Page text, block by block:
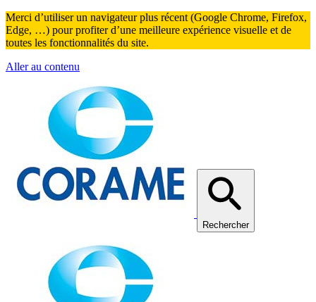
Merci d’utiliser un navigateur plus récent (Google Chrome, Firefox,
Edge, …) pour profiter d’une meilleure expérience visuelle et de
toutes les fonctionnalités du site.
Aller au contenu
Rechercher